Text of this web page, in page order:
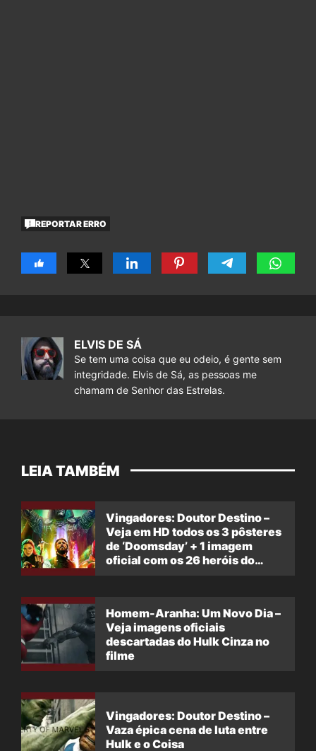
REPORTAR ERRO
ELVIS DE SÁ
Se tem uma coisa que eu odeio, é gente sem
integridade. Elvis de Sá, as pessoas me
chamam de Senhor das Estrelas.
LEIA TAMBÉM
Vingadores: Doutor Destino –
Veja em HD todos os 3 pôsteres
de ‘Doomsday’ + 1 imagem
oficial com os 26 heróis do
Homem-Aranha: Um Novo Dia –
Veja imagens oficiais
descartadas do Hulk Cinza no
filme
Vingadores: Doutor Destino –
Vaza épica cena de luta entre
Hulk e o Coisa